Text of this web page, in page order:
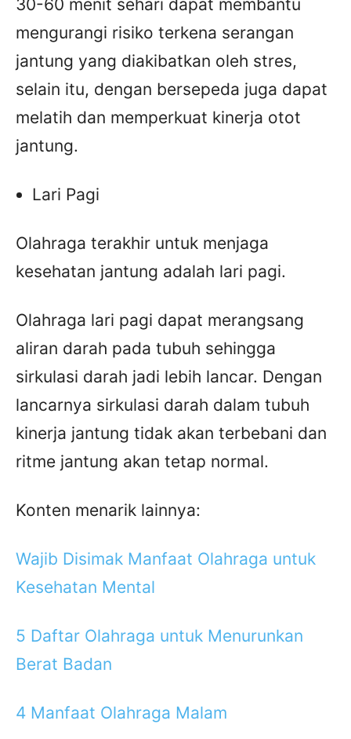
30-60 menit sehari dapat membantu
mengurangi risiko terkena serangan
jantung yang diakibatkan oleh stres,
selain itu, dengan bersepeda juga dapat
melatih dan memperkuat kinerja otot
jantung.
Lari Pagi
Olahraga terakhir untuk menjaga
kesehatan jantung adalah lari pagi.
Olahraga lari pagi dapat merangsang
aliran darah pada tubuh sehingga
sirkulasi darah jadi lebih lancar. Dengan
lancarnya sirkulasi darah dalam tubuh
kinerja jantung tidak akan terbebani dan
ritme jantung akan tetap normal.
Konten menarik lainnya:
Wajib Disimak Manfaat Olahraga untuk
Kesehatan Mental
5 Daftar Olahraga untuk Menurunkan
Berat Badan
4 Manfaat Olahraga Malam